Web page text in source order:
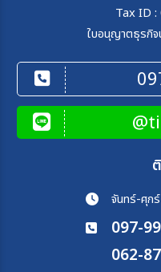
Tax ID :
ใบอนุญาตธุรกิจ
จันทร์-ศุก
097-
062-